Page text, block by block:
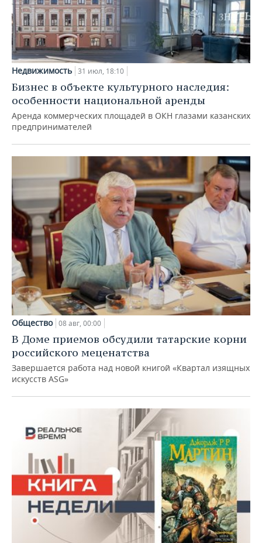
Недвижимость 31 июл, 18:10
Бизнес в объекте культурного наследия:
особенности национальной аренды
Аренда коммерческих площадей в ОКН глазами казанских
предпринимателей
Общество 08 авг, 00:00
В Доме приемов обсудили татарские корни
российского меценатства
Завершается работа над новой книгой «Квартал изящных
искусств ASG»